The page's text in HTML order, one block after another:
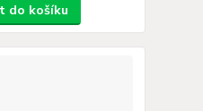
do košíku